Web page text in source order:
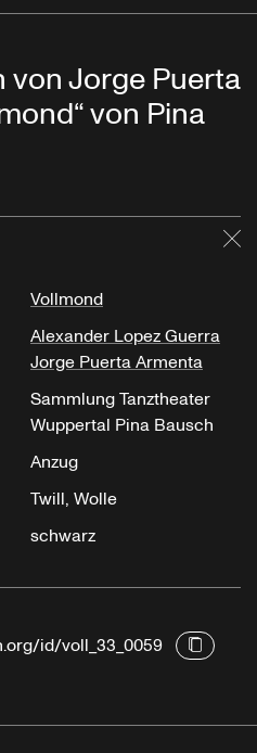
von Jorge Puerta
von Pina
Vollmond
Alexander Lopez Guerra
Jorge Puerta Armenta
Sammlung Tanztheater
Wuppertal Pina Bausch
Anzug
Twill, Wolle
schwarz
id/voll_33_0059